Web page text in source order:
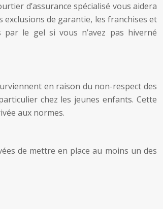
d’assurance spécialisé vous aidera
de garantie, les franchises et
par le gel si vous n’avez pas hiverné
en raison du non-respect des
chez les jeunes enfants. Cette
aux normes.
de mettre en place au moins un des